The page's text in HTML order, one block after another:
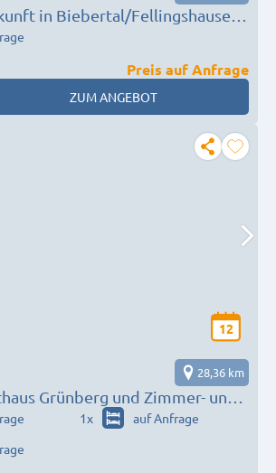
in Biebertal/Fellingshausen
Preis auf Anfrage
ZUM ANGEBOT
12
Grünberg und Zimmer- und
an der Lauter
28,36 km
1x
auf Anfrage